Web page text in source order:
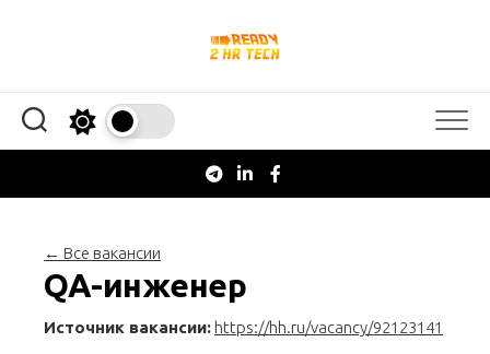
← Все вакансии
QA-инженер
Источник вакансии: https://hh.ru/vacancy/92123141